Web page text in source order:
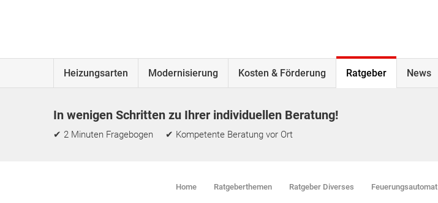
Heizungsarten Modernisierung Kosten & Förderung Ratgeber News
In wenigen Schritten zu Ihrer individuellen Beratung!
✔ 2 Minuten Fragebogen ✔ Kompetente Beratung vor Ort
Home Ratgeberthemen Ratgeber Diverses Feuerungsautomat